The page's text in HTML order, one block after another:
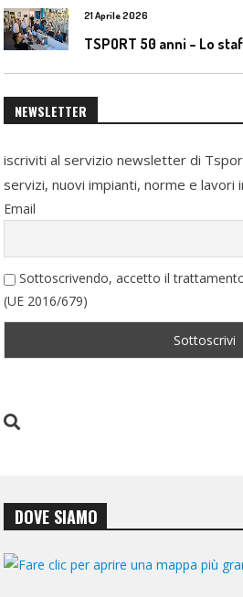
21 Aprile 2026
TSPORT 50 anni – Lo
NEWSLETTER
iscriviti al servizio newsletter di
servizi, nuovi impianti, norme e lavori
Email
Sottoscrivendo, accetto il
(UE 2016/679)
DOVE SIAMO